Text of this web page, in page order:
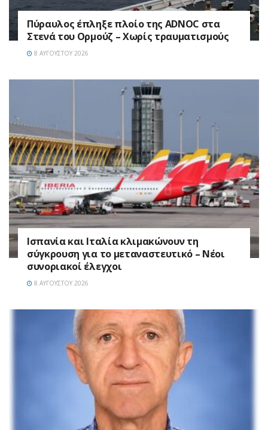
Πύραυλος έπληξε πλοίο της ADNOC στα
Στενά του Ορμούζ – Χωρίς τραυματισμούς
8 ΑΥΓΟΎΣΤΟΥ 2026
Ισπανία και Ιταλία κλιμακώνουν τη
σύγκρουση για το μεταναστευτικό – Νέοι
συνοριακοί έλεγχοι
8 ΑΥΓΟΎΣΤΟΥ 2026